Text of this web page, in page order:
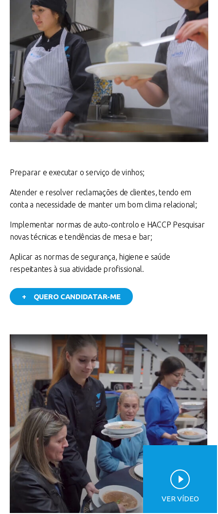
VER VÍDEO
Preparar e executar o serviço de vinhos;
Atender e resolver reclamações de clientes, tendo em
conta a necessidade de manter um bom clima relacional;
Implementar normas de auto-controlo e HACCP Pesquisar
novas técnicas e tendências de mesa e bar;
Aplicar as normas de segurança, higiene e saúde
respeitantes à sua atividade profissional.
+ QUERO CANDIDATAR-ME